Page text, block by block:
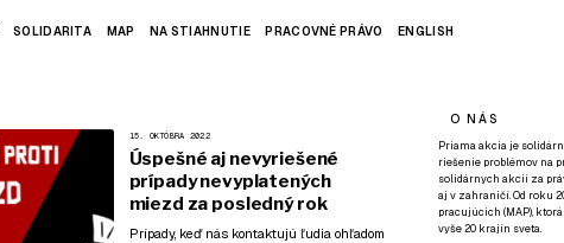
SOLIDARITA MAP NA STIAHNUTIE PRACOVNÉ PRÁVO ENGLISH
15. OKTÓBRA 2022
Úspešné aj nevyriešené
prípady nevyplatených
miezd za posledný rok
Prípady, keď nás kontaktujú ľudia ohľadom
O NÁS
Priama akcia je
riešenie problémov na
solidárnych akcií za
aj v zahraničí. Od roku
pracujúcich (MAP),
vyše 20 krajín sveta.